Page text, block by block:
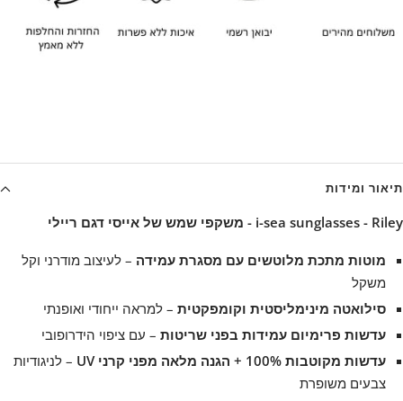
תיאור ומידות
i-sea sunglasses - Riley - משקפי שמש של אייסי דגם ריילי
מוטות מתכת מלוטשים עם מסגרת עמידה – לעיצוב מודרני וקל
משקל
סילואטה מינימליסטית וקומפקטית– למראה ייחודי ואופנתי
עדשות פרימיום עמידות בפני שריטות– עם ציפוי הידרופובי
עדשות מקוטבות 100% + הגנה מלאה מפני קרני UV
– לניגודיות
צבעים משופרת